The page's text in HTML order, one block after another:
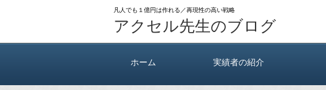
凡人でも１億円は作れる／再現性の高い戦略
アクセル先生のブログ
ホーム 実績者の紹介